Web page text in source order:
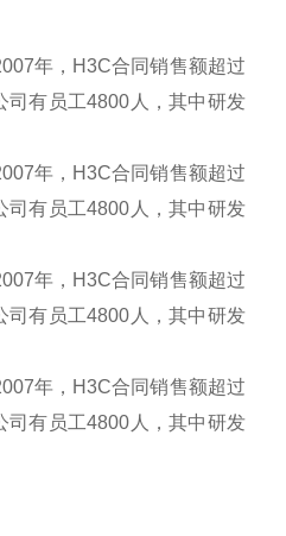
年，H3C合同销售额超过
司有员工4800人，其中研发
年，H3C合同销售额超过
司有员工4800人，其中研发
年，H3C合同销售额超过
司有员工4800人，其中研发
年，H3C合同销售额超过
司有员工4800人，其中研发